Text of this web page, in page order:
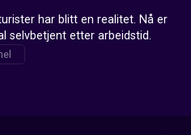
har blitt en realitet. Nå er
selvbetjent etter arbeidstid.